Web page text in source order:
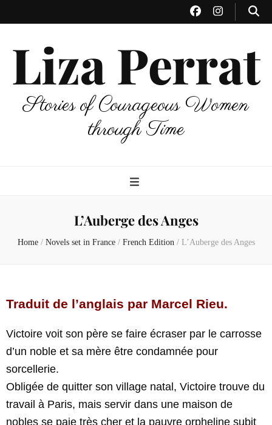
Liza Perrat
Stories of Courageous Women
through Time
L’Auberge des Anges
Home / Novels set in France / French Edition / L’Auberge des Anges
Traduit de l’anglais par Marcel Rieu.
Victoire voit son père se faire écraser par le carrosse
d’un noble et sa mère être condamnée pour
sorcellerie.
Obligée de quitter son village natal, Victoire trouve du
travail à Paris, mais servir dans une maison de
nobles se paie très cher et la pauvre orpheline subit